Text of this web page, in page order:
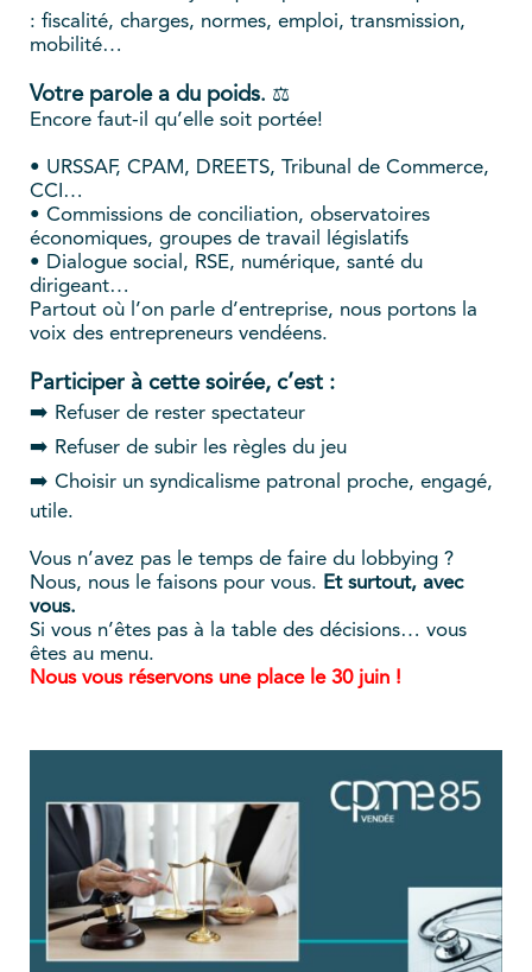
: fiscalité, charges, normes, emploi, transmission,
mobilité…
Votre parole a du poids. ⚖️
Encore faut-il qu’elle soit portée!
• URSSAF, CPAM, DREETS, Tribunal de Commerce,
CCI…
• Commissions de conciliation, observatoires
économiques, groupes de travail législatifs
• Dialogue social, RSE, numérique, santé du
dirigeant…
Partout où l’on parle d’entreprise, nous portons la
voix des entrepreneurs vendéens.
Participer à cette soirée, c’est :
➡️ Refuser de rester spectateur
➡️ Refuser de subir les règles du jeu
➡️ Choisir un syndicalisme patronal proche, engagé,
utile.
Vous n’avez pas le temps de faire du lobbying ?
Nous, nous le faisons pour vous. Et surtout, avec
vous.
Si vous n’êtes pas à la table des décisions… vous
êtes au menu.
Nous vous réservons une place le 30 juin !